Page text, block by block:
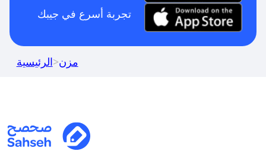
تجربة أسرع في جيبك
الرئيسية>مزن